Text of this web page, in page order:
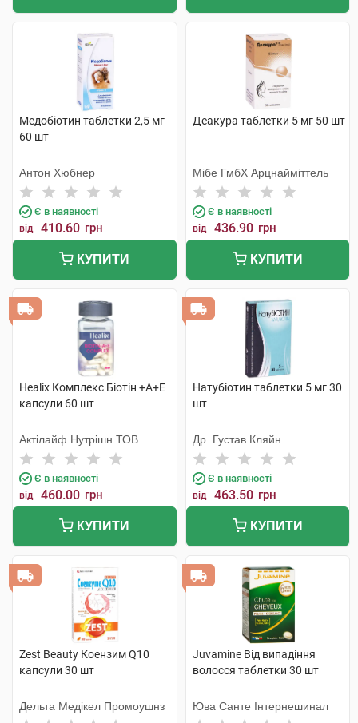
Медобіотин таблетки 2,5 мг
60 шт
Антон Хюбнер
Є в наявності
від 410.60 грн
КУПИТИ
Деакура таблетки 5 мг 50 шт
Мібе ГмбХ Арцнайміттель
Є в наявності
від 436.90 грн
КУПИТИ
Healix Комплекс Біотін +А+Е
капсули 60 шт
Актілайф Нутрішн ТОВ
Є в наявності
від 460.00 грн
КУПИТИ
Натубіотин таблетки 5 мг 30
шт
Др. Густав Кляйн
Є в наявності
від 463.50 грн
КУПИТИ
Zest Beauty Коензим Q10
капсули 30 шт
Дельта Медікел Промоушнз
Juvamine Від випадіння
волосся таблетки 30 шт
Юва Санте Інтернешинал